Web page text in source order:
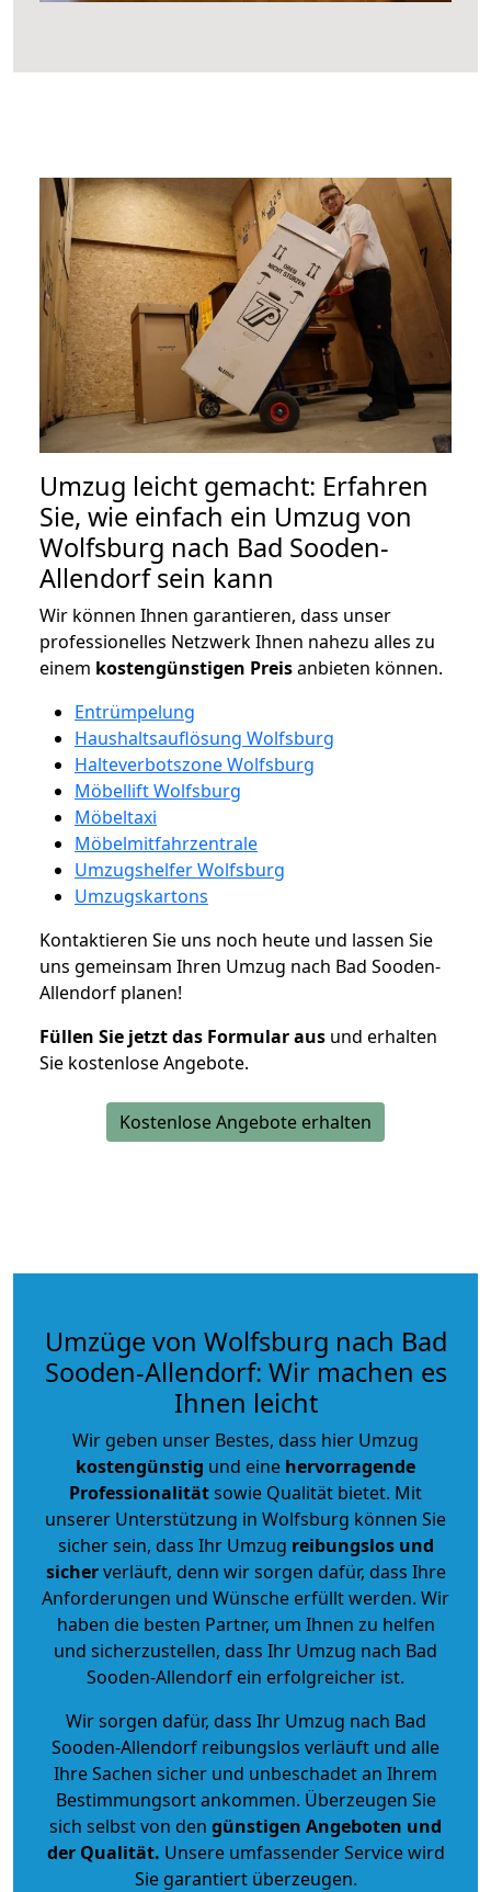
Umzug leicht gemacht: Erfahren
Sie, wie einfach ein Umzug von
Wolfsburg nach Bad Sooden-
Allendorf sein kann
Wir können Ihnen garantieren, dass unser
professionelles Netzwerk Ihnen nahezu alles zu
einem kostengünstigen Preisanbieten können.
Entrümpelung
Haushaltsauflösung Wolfsburg
Halteverbotszone Wolfsburg
Möbellift Wolfsburg
Möbeltaxi
Möbelmitfahrzentrale
Umzugshelfer Wolfsburg
Umzugskartons
Kontaktieren Sie uns noch heute und lassen Sie
uns gemeinsam Ihren Umzug nach Bad Sooden-
Allendorf planen!
Füllen Sie jetzt das Formular aus und erhalten
Sie kostenlose Angebote.
Kostenlose Angebote erhalten
Umzüge von Wolfsburg nach Bad
Sooden-Allendorf: Wir machen es
Ihnen leicht
Wir geben unser Bestes, dass hier Umzug
kostengünstig und eine hervorragende
Professionalitätsowie Qualität bietet. Mit
unserer Unterstützung in Wolfsburg können Sie
sicher sein, dass Ihr Umzug reibungslos und
sicherverläuft, denn wir sorgen dafür, dass Ihre
Anforderungen und Wünsche erfüllt werden. Wir
haben die besten Partner, um Ihnen zu helfen
und sicherzustellen, dass Ihr Umzug nach Bad
Sooden-Allendorf ein erfolgreicher ist.
Wir sorgen dafür, dass Ihr Umzug nach Bad
Sooden-Allendorf reibungslos verläuft und alle
Ihre Sachen sicher und unbeschadet an Ihrem
Bestimmungsort ankommen. Überzeugen Sie
sich selbst von den günstigen Angeboten und
der Qualität. Unsere umfassender Service wird
Sie garantiert überzeugen.